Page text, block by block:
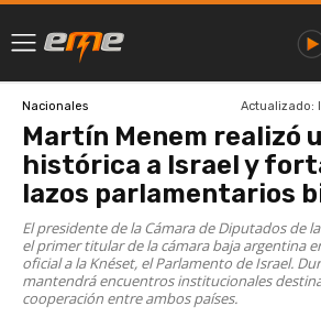
Nacionales Actualizado:
Martín Menem realizó
histórica a Israel y
lazos parlamentarios
El presidente de la Cámara de Diputados de
el primer titular de la cámara baja argentina
oficial a la Knéset, el Parlamento de Israel.
mantendrá encuentros institucionales
cooperación entre ambos países.